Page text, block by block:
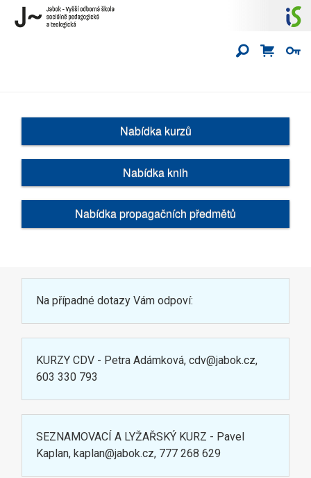
Nabídka kurzů
Nabídka knih
Nabídka propagačních předmětů
Na případné dotazy Vám odpoví:
KURZY CDV - Petra Adámková, cdv@jabok.cz,
603 330 793
SEZNAMOVACÍ A LYŽAŘSKÝ KURZ - Pavel
Kaplan, kaplan@jabok.cz, 777 268 629